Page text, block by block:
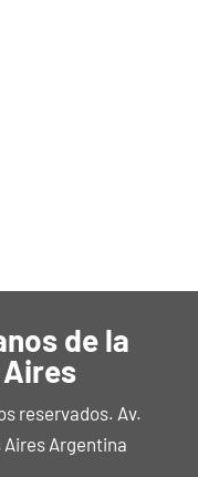
de la
reservados. Av.
Aires Argentina